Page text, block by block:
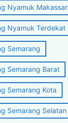
Nyamuk Makassar
Nyamuk Terdekat
Semarang
Semarang Barat
Semarang Kota
Semarang Selatan